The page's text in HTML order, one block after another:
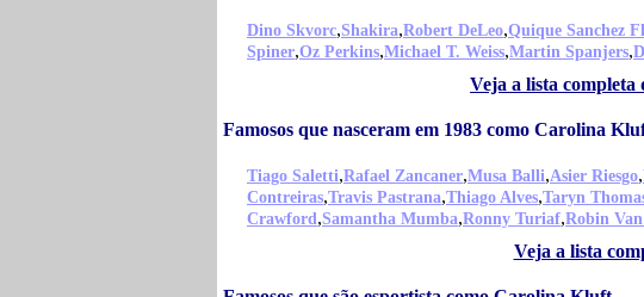
Dino Skvorc,Shakira,Robert DeLeo,Quique Sanchez
Spiner,Oz Perkins,Michael T. Weiss,Martin Spanjers,
Veja a lista completa
Famosos que nasceram em 1983 como Carolina
Tiago Saletti,Rafael Zancaner,Musa Balli,Asier Riesgo,
Contreiras,Travis Pastrana,Thiago Alves,Taryn
Crawford,Samantha Mumba,Ronny Turiaf,Robin
Veja a lista